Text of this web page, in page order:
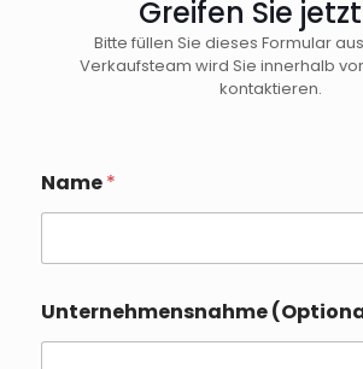
Greifen Sie
Bitte füllen Sie dieses Formular
Verkaufsteam wird Sie innerhalb
kontaktieren.
Name*
Unternehmensnahme